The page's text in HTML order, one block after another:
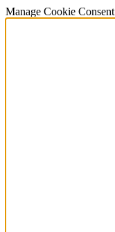
Manage Cookie Consent